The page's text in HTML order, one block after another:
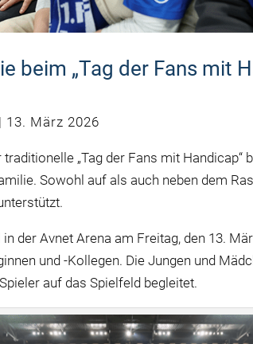
beim „Tag der Fans mit
| 13. März 2026
„Tag der Fans mit Handicap“
Sowohl auf als auch neben dem
der Avnet Arena am Freitag, den 13.
und -Kollegen. Die Jungen und
auf das Spielfeld begleitet.